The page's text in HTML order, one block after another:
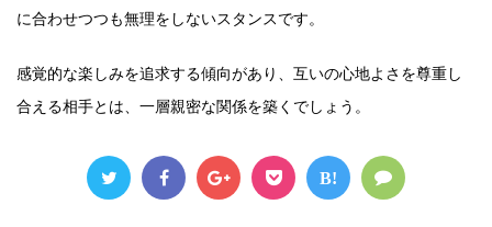
に合わせつつも無理をしないスタンスです。
感覚的な楽しみを追求する傾向があり、互いの心地よさを尊重し
合える相手とは、一層親密な関係を築くでしょう。
B!